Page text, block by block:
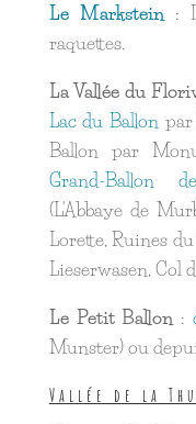
Le Markstein :
raquettes.
La Vallée du
Lac du Ballon par
Ballon par
Grand-Ballon
(L'Abbaye de
Lorette, Ruines
Lieserwasen, Col
Le Petit Ballon :
Munster) ou
Vallée de la